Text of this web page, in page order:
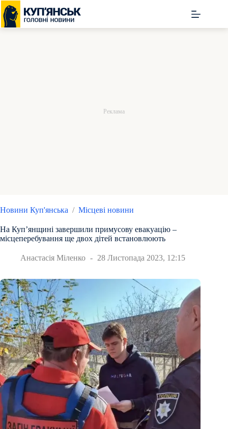
Перейти
до
вмісту
Новини Куп'янська / Місцеві новини
На Купʼянщині завершили примусову евакуацію –
місцеперебування ще двох дітей встановлюють
Анастасія Міленко 28 Листопада 2023, 12:15